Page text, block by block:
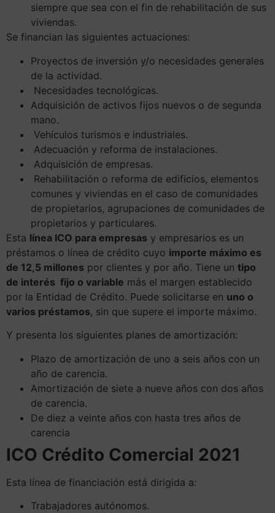
siempre que sea con el fin de rehabilitación de sus
viviendas.
Se financian las siguientes actuaciones:
Proyectos de inversión y/o necesidades generales
de la actividad.
Necesidades tecnológicas.
Adquisición de activos fijos nuevos o de segunda
mano.
Vehículos turismos e industriales.
Adecuación y reforma de instalaciones.
Adquisición de empresas.
Rehabilitación o reforma de edificios, elementos
comunes y viviendas en el caso de comunidades
de propietarios, agrupaciones de comunidades de
propietarios y particulares.
Esta línea ICO para empresas y empresarios es un
préstamos o línea de crédito cuyo importe máximo es
de 12,5 millones por clientes y por año. Tiene un tipo
de interés fijo o variable más el margen establecido
por la Entidad de Crédito. Puede solicitarse en uno o
varios préstamos, sin que supere el importe máximo.
Y presenta los siguientes planes de amortización:
Plazo de amortización de uno a seis años con un
año de carencia.
Amortización de siete a nueve años con dos años
de carencia.
De diez a veinte años con hasta tres años de
carencia
ICO Crédito Comercial 2021
Esta línea de financiación está dirigida a:
Trabajadores autónomos.